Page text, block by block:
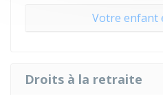
Votre enfant
Droits à la retraite